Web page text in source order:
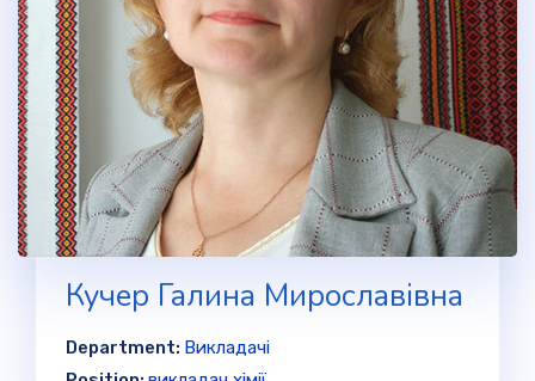
Кучер Галина Мирославівна
Department: Викладачі